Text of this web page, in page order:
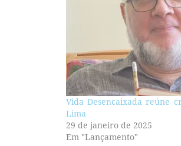
Vida Desencaixada reúne
Lima
29 de janeiro de 2025
Em "Lançamento"